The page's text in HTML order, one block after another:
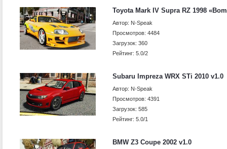
Toyota Mark IV Supra RZ 1998
Автор: N-Speak
Просмотров: 4484
Загрузок: 360
Рейтинг: 5.0/2
Subaru Impreza WRX STi 2010 v1.0
Автор: N-Speak
Просмотров: 4391
Загрузок: 585
Рейтинг: 5.0/1
BMW Z3 Coupe 2002 v1.0